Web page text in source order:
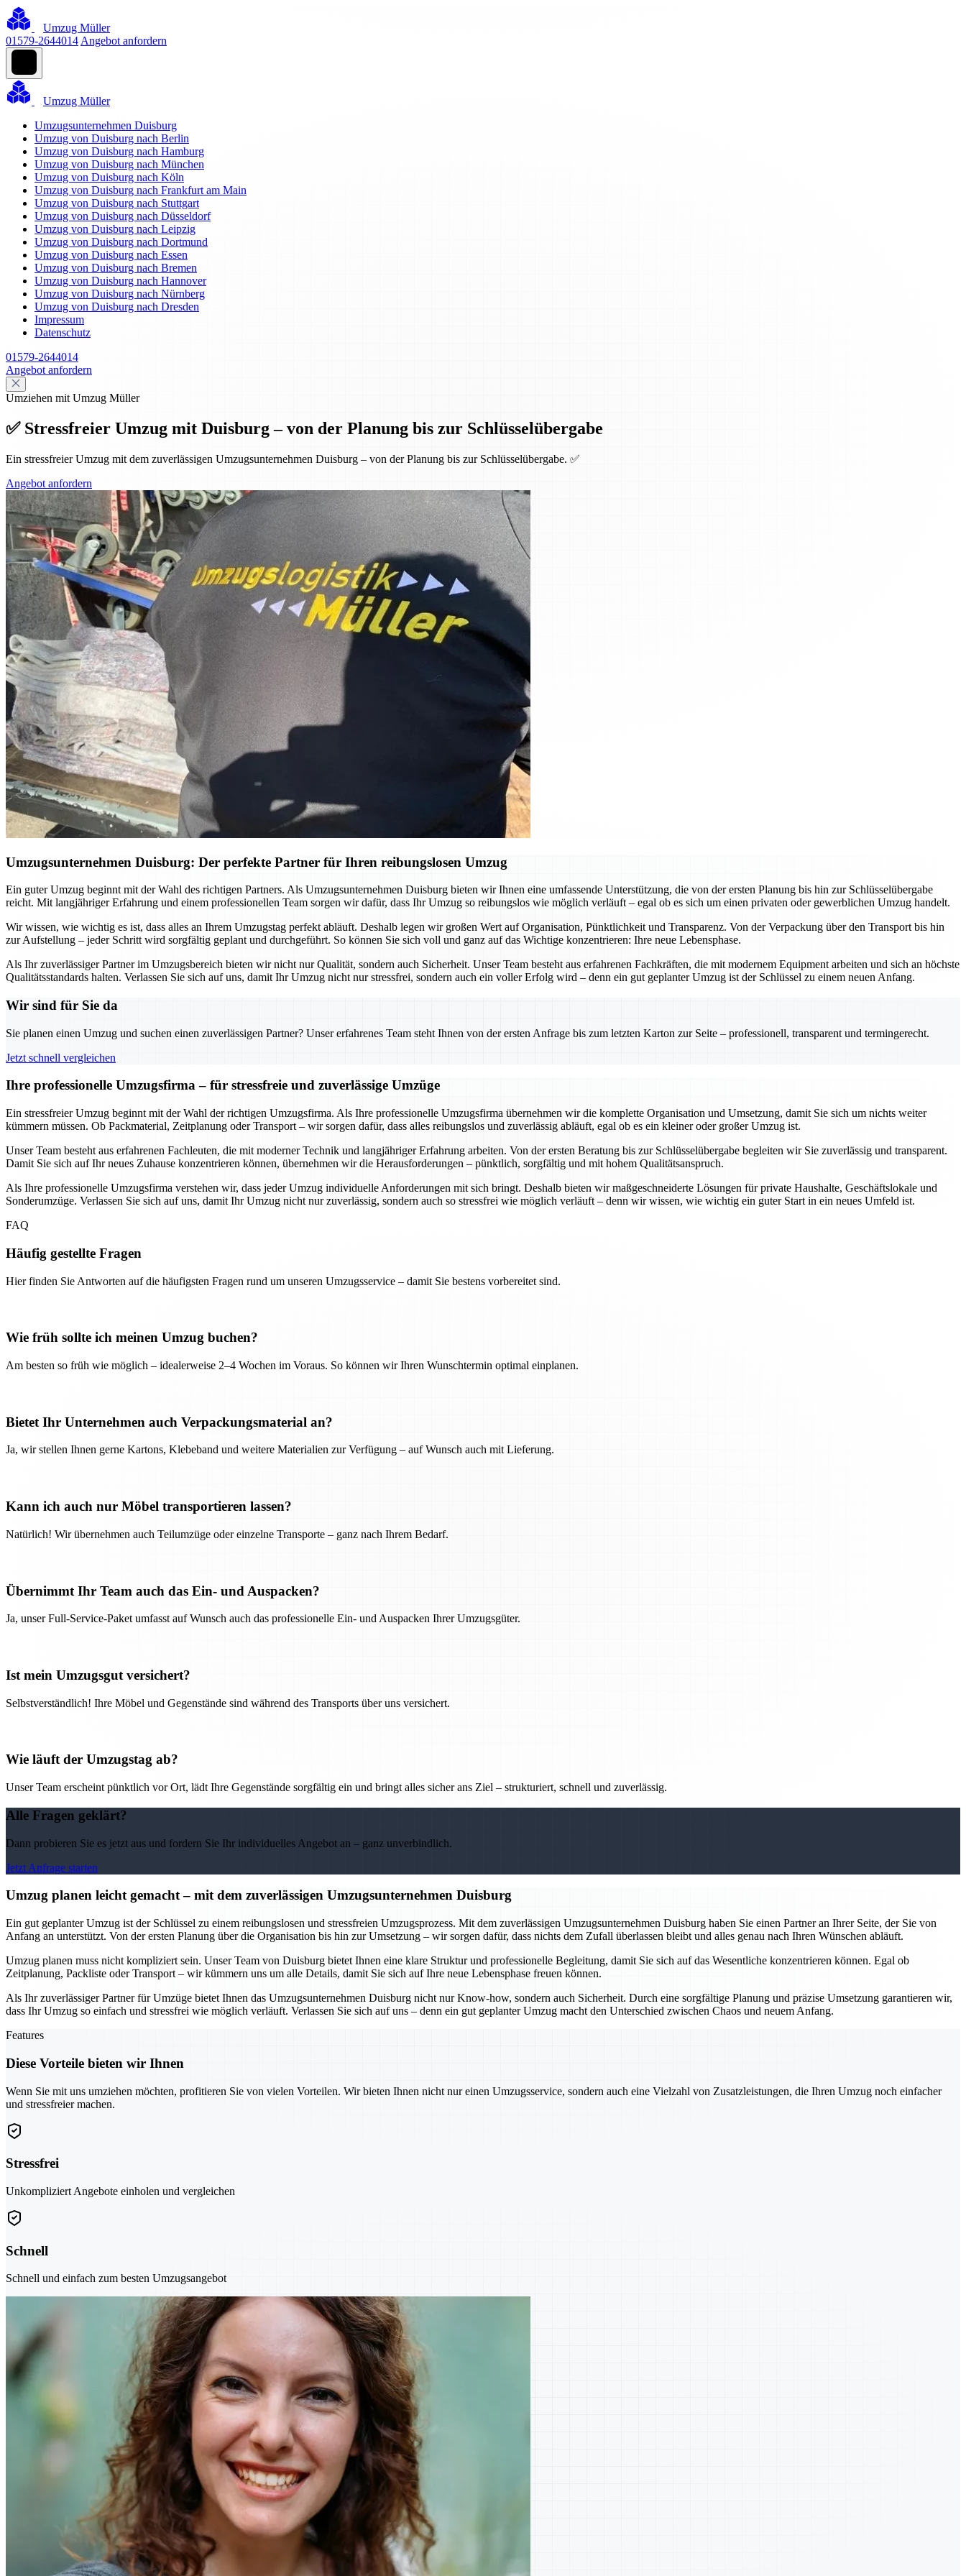
Umzug Müller
01579-2644014 Angebot anfordern
Umzug Müller
Umzugsunternehmen Duisburg
Umzug von Duisburg nach Berlin
Umzug von Duisburg nach Hamburg
Umzug von Duisburg nach München
Umzug von Duisburg nach Köln
Umzug von Duisburg nach Frankfurt am Main
Umzug von Duisburg nach Stuttgart
Umzug von Duisburg nach Düsseldorf
Umzug von Duisburg nach Leipzig
Umzug von Duisburg nach Dortmund
Umzug von Duisburg nach Essen
Umzug von Duisburg nach Bremen
Umzug von Duisburg nach Hannover
Umzug von Duisburg nach Nürnberg
Umzug von Duisburg nach Dresden
Impressum
Datenschutz
01579-2644014
Angebot anfordern
Umziehen mit Umzug Müller
✅ Stressfreier Umzug mit Duisburg – von der Planung bis zur Schlüsselübergabe
Ein stressfreier Umzug mit dem zuverlässigen Umzugsunternehmen Duisburg – von der Planung bis zur Schlüsselübergabe. ✅
Angebot anfordern
Umzugsunternehmen Duisburg: Der perfekte Partner für Ihren reibungslosen Umzug
Ein guter Umzug beginnt mit der Wahl des richtigen Partners. Als Umzugsunternehmen Duisburg bieten wir Ihnen eine umfassende Unterstützung, die von der ersten Planung bis hin zur Schlüsselübergabe
reicht. Mit langjähriger Erfahrung und einem professionellen Team sorgen wir dafür, dass Ihr Umzug so reibungslos wie möglich verläuft – egal ob es sich um einen privaten oder gewerblichen Umzug handelt.
Wir wissen, wie wichtig es ist, dass alles an Ihrem Umzugstag perfekt abläuft. Deshalb legen wir großen Wert auf Organisation, Pünktlichkeit und Transparenz. Von der Verpackung über den Transport bis hin
zur Aufstellung – jeder Schritt wird sorgfältig geplant und durchgeführt. So können Sie sich voll und ganz auf das Wichtige konzentrieren: Ihre neue Lebensphase.
Als Ihr zuverlässiger Partner im Umzugsbereich bieten wir nicht nur Qualität, sondern auch Sicherheit. Unser Team besteht aus erfahrenen Fachkräften, die mit modernem Equipment arbeiten und sich an höchste
Qualitätsstandards halten. Verlassen Sie sich auf uns, damit Ihr Umzug nicht nur stressfrei, sondern auch ein voller Erfolg wird – denn ein gut geplanter Umzug ist der Schlüssel zu einem neuen Anfang.
Wir sind für Sie da
Sie planen einen Umzug und suchen einen zuverlässigen Partner? Unser erfahrenes Team steht Ihnen von der ersten Anfrage bis zum letzten Karton zur Seite – professionell, transparent und termingerecht.
Jetzt schnell vergleichen
Ihre professionelle Umzugsfirma – für stressfreie und zuverlässige Umzüge
Ein stressfreier Umzug beginnt mit der Wahl der richtigen Umzugsfirma. Als Ihre professionelle Umzugsfirma übernehmen wir die komplette Organisation und Umsetzung, damit Sie sich um nichts weiter
kümmern müssen. Ob Packmaterial, Zeitplanung oder Transport – wir sorgen dafür, dass alles reibungslos und zuverlässig abläuft, egal ob es ein kleiner oder großer Umzug ist.
Unser Team besteht aus erfahrenen Fachleuten, die mit moderner Technik und langjähriger Erfahrung arbeiten. Von der ersten Beratung bis zur Schlüsselübergabe begleiten wir Sie zuverlässig und transparent.
Damit Sie sich auf Ihr neues Zuhause konzentrieren können, übernehmen wir die Herausforderungen – pünktlich, sorgfältig und mit hohem Qualitätsanspruch.
Als Ihre professionelle Umzugsfirma verstehen wir, dass jeder Umzug individuelle Anforderungen mit sich bringt. Deshalb bieten wir maßgeschneiderte Lösungen für private Haushalte, Geschäftslokale und
Sonderumzüge. Verlassen Sie sich auf uns, damit Ihr Umzug nicht nur zuverlässig, sondern auch so stressfrei wie möglich verläuft – denn wir wissen, wie wichtig ein guter Start in ein neues Umfeld ist.
FAQ
Häufig gestellte Fragen
Hier finden Sie Antworten auf die häufigsten Fragen rund um unseren Umzugsservice – damit Sie bestens vorbereitet sind.
Wie früh sollte ich meinen Umzug buchen?
Am besten so früh wie möglich – idealerweise 2–4 Wochen im Voraus. So können wir Ihren Wunschtermin optimal einplanen.
Bietet Ihr Unternehmen auch Verpackungsmaterial an?
Ja, wir stellen Ihnen gerne Kartons, Klebeband und weitere Materialien zur Verfügung – auf Wunsch auch mit Lieferung.
Kann ich auch nur Möbel transportieren lassen?
Natürlich! Wir übernehmen auch Teilumzüge oder einzelne Transporte – ganz nach Ihrem Bedarf.
Übernimmt Ihr Team auch das Ein- und Auspacken?
Ja, unser Full-Service-Paket umfasst auf Wunsch auch das professionelle Ein- und Auspacken Ihrer Umzugsgüter.
Ist mein Umzugsgut versichert?
Selbstverständlich! Ihre Möbel und Gegenstände sind während des Transports über uns versichert.
Wie läuft der Umzugstag ab?
Unser Team erscheint pünktlich vor Ort, lädt Ihre Gegenstände sorgfältig ein und bringt alles sicher ans Ziel – strukturiert, schnell und zuverlässig.
Alle Fragen geklärt?
Dann probieren Sie es jetzt aus und fordern Sie Ihr individuelles Angebot an – ganz unverbindlich.
Jetzt Anfrage starten
Umzug planen leicht gemacht – mit dem zuverlässigen Umzugsunternehmen Duisburg
Ein gut geplanter Umzug ist der Schlüssel zu einem reibungslosen und stressfreien Umzugsprozess. Mit dem zuverlässigen Umzugsunternehmen Duisburg haben Sie einen Partner an Ihrer Seite, der Sie von
Anfang an unterstützt. Von der ersten Planung über die Organisation bis hin zur Umsetzung – wir sorgen dafür, dass nichts dem Zufall überlassen bleibt und alles genau nach Ihren Wünschen abläuft.
Umzug planen muss nicht kompliziert sein. Unser Team von Duisburg bietet Ihnen eine klare Struktur und professionelle Begleitung, damit Sie sich auf das Wesentliche konzentrieren können. Egal ob
Zeitplanung, Packliste oder Transport – wir kümmern uns um alle Details, damit Sie sich auf Ihre neue Lebensphase freuen können.
Als Ihr zuverlässiger Partner für Umzüge bietet Ihnen das Umzugsunternehmen Duisburg nicht nur Know-how, sondern auch Sicherheit. Durch eine sorgfältige Planung und präzise Umsetzung garantieren wir,
dass Ihr Umzug so einfach und stressfrei wie möglich verläuft. Verlassen Sie sich auf uns – denn ein gut geplanter Umzug macht den Unterschied zwischen Chaos und neuem Anfang.
Features
Diese Vorteile bieten wir Ihnen
Wenn Sie mit uns umziehen möchten, profitieren Sie von vielen Vorteilen. Wir bieten Ihnen nicht nur einen Umzugsservice, sondern auch eine Vielzahl von Zusatzleistungen, die Ihren Umzug noch einfacher
und stressfreier machen.
Stressfrei
Unkompliziert Angebote einholen und vergleichen
Schnell
Schnell und einfach zum besten Umzugsangebot